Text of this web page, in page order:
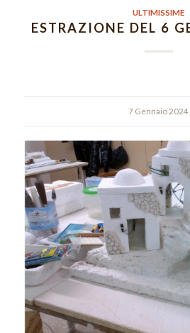
ULTIMISSIME
ESTRAZIONE DEL 6
7 Gennaio 2024